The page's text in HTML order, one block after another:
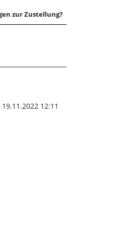
zur Zustellung?
der
19.11.2022 12:11